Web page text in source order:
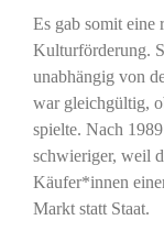
Es gab somit eine
Kulturförderung.
unabhängig von
war gleichgültig,
spielte. Nach
schwieriger, weil
Käufer*innen
Markt statt Staat.